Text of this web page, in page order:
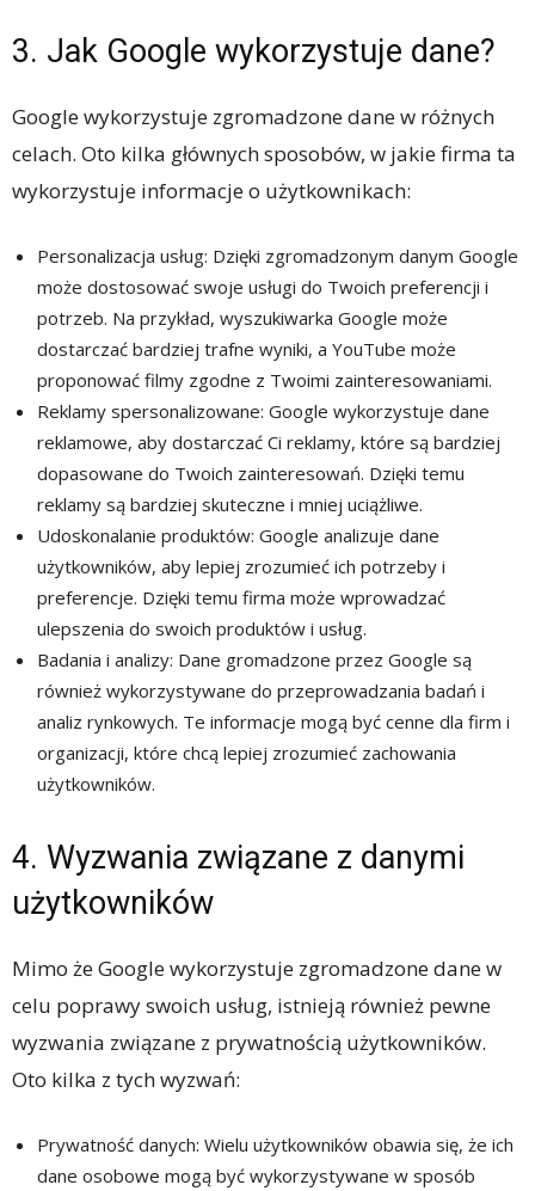
3. Jak Google wykorzystuje dane?
Google wykorzystuje zgromadzone dane w różnych
celach. Oto kilka głównych sposobów, w jakie firma ta
wykorzystuje informacje o użytkownikach:
Personalizacja usług: Dzięki zgromadzonym danym Google
może dostosować swoje usługi do Twoich preferencji i
potrzeb. Na przykład, wyszukiwarka Google może
dostarczać bardziej trafne wyniki, a YouTube może
proponować filmy zgodne z Twoimi zainteresowaniami.
Reklamy spersonalizowane: Google wykorzystuje dane
reklamowe, aby dostarczać Ci reklamy, które są bardziej
dopasowane do Twoich zainteresowań. Dzięki temu
reklamy są bardziej skuteczne i mniej uciążliwe.
Udoskonalanie produktów: Google analizuje dane
użytkowników, aby lepiej zrozumieć ich potrzeby i
preferencje. Dzięki temu firma może wprowadzać
ulepszenia do swoich produktów i usług.
Badania i analizy: Dane gromadzone przez Google są
również wykorzystywane do przeprowadzania badań i
analiz rynkowych. Te informacje mogą być cenne dla firm i
organizacji, które chcą lepiej zrozumieć zachowania
użytkowników.
4. Wyzwania związane z danymi
użytkowników
Mimo że Google wykorzystuje zgromadzone dane w
celu poprawy swoich usług, istnieją również pewne
wyzwania związane z prywatnością użytkowników.
Oto kilka z tych wyzwań:
Prywatność danych: Wielu użytkowników obawia się, że ich
dane osobowe mogą być wykorzystywane w sposób